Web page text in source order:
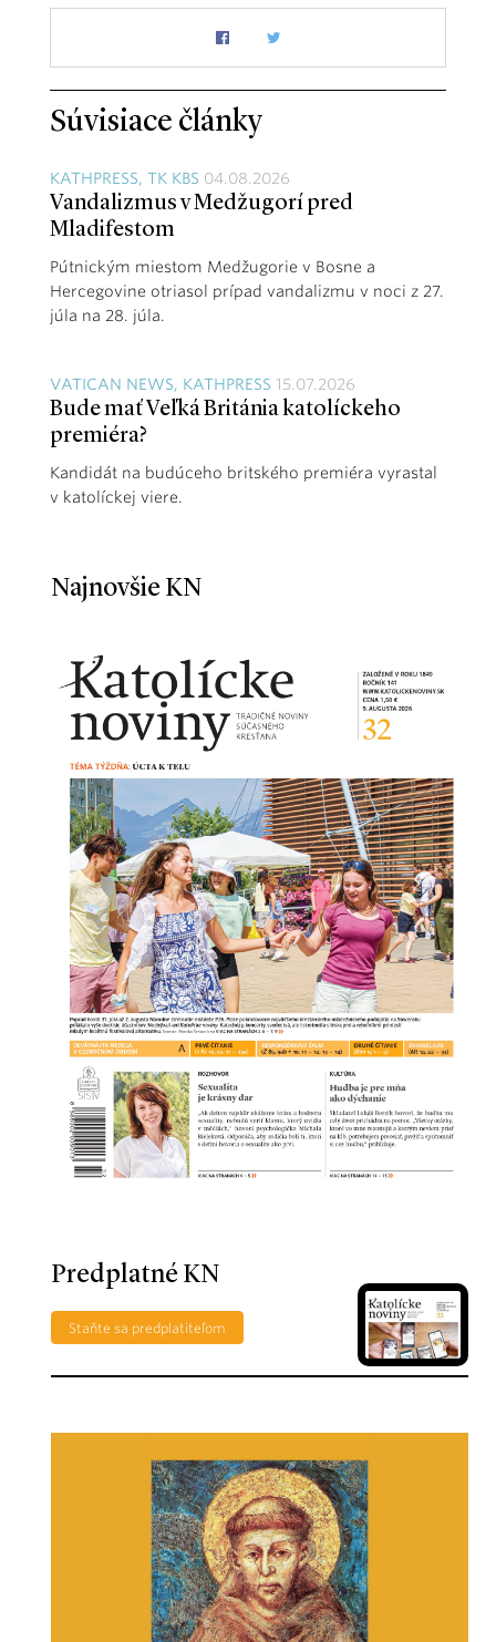
Súvisiace články
KATHPRESS, TK KBS 04.08.2026
Vandalizmus v Medžugorí pred
Mladifestom
Pútnickým miestom Medžugorie v Bosne a
Hercegovine otriasol prípad vandalizmu v noci z 27.
júla na 28. júla.
VATICAN NEWS, KATHPRESS 15.07.2026
Bude mať Veľká Británia katolíckeho
premiéra?
Kandidát na budúceho britského premiéra vyrastal
v katolíckej viere.
Najnovšie KN
Predplatné KN
Staňte sa predplatiteľom